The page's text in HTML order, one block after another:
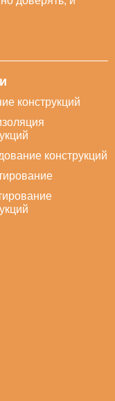
конструкций
конструкций